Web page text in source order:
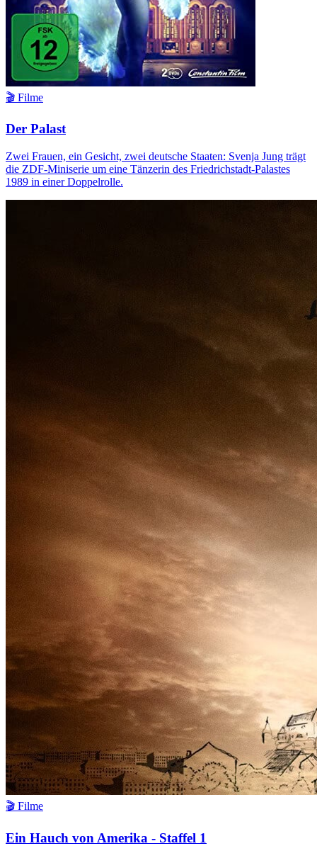
🎬 Filme
Der Palast
Zwei Frauen, ein Gesicht, zwei deutsche Staaten: Svenja Jung trägt
die ZDF-Miniserie um eine Tänzerin des Friedrichstadt-Palastes
1989 in einer Doppelrolle.
🎬 Filme
Ein Hauch von Amerika - Staffel 1